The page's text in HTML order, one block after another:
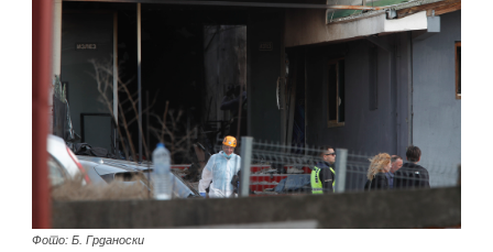
Фото: Б. Грданоски